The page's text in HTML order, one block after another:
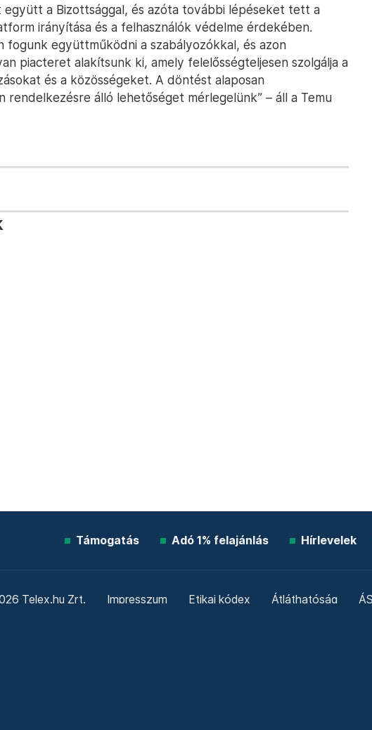
a Bizottsággal, és azóta további lépéseket tett a
irányítása és a felhasználók védelme érdekében.
fogunk együttműködni a szabályozókkal, és azon
piacteret alakítsunk ki, amely felelősségteljesen szolgálja a
és a közösségeket. A döntést alaposan
rendelkezésre álló lehetőséget mérlegelünk” – áll a Temu
Támogatás Adó 1% felajánlás Hírlevelek
Telex.hu Zrt. Impresszum Etikai kódex Átláthatóság